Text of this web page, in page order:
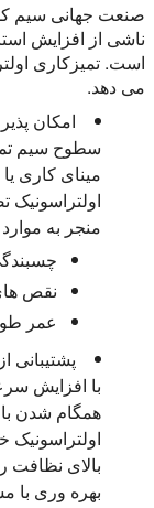
صنعت جهانی سیم
ناشی از افزایش
است. تمیزکاری
می دهد.
امکان
سطوح سیم
مینای کاری
منجر به
نقص
عمر
با افزایش
همگام شدن
بالای نظافت
بهره وری با